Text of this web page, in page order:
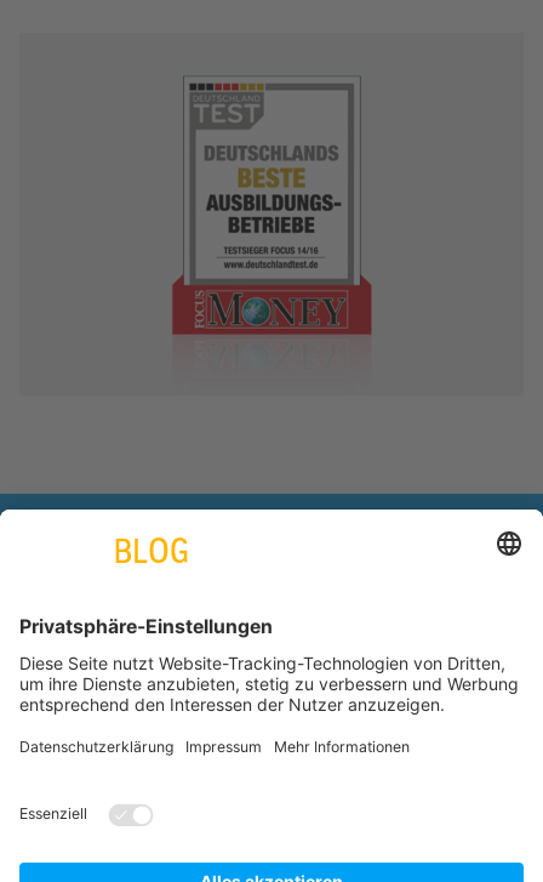
engineering. tomorrow. together.